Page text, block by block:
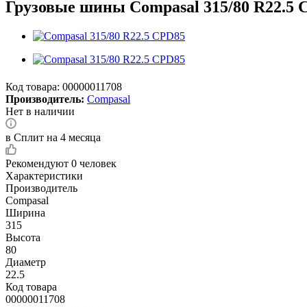
Грузовые шины Compasal 315/80 R22.5
Код товара: 00000011708
Производитель: Compasal
Нет в наличии
в Сплит на 4 месяца
Рекомендуют 0 человек
Характеристики
Производитель
Compasal
Ширина
315
Высота
80
Диаметр
22.5
Код товара
00000011708